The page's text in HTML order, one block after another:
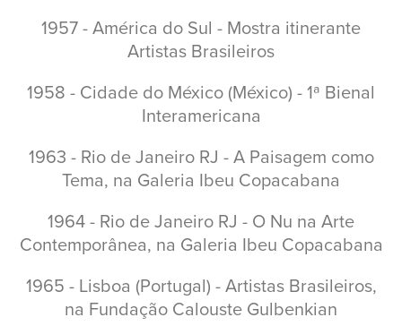
1957 - América do Sul - Mostra itinerante
Artistas Brasileiros
1958 - Cidade do México (México) - 1ª Bienal
Interamericana
1963 - Rio de Janeiro RJ - A Paisagem como
Tema, na Galeria Ibeu Copacabana
1964 - Rio de Janeiro RJ - O Nu na Arte
Contemporânea, na Galeria Ibeu Copacabana
1965 - Lisboa (Portugal) - Artistas Brasileiros,
na Fundação Calouste Gulbenkian